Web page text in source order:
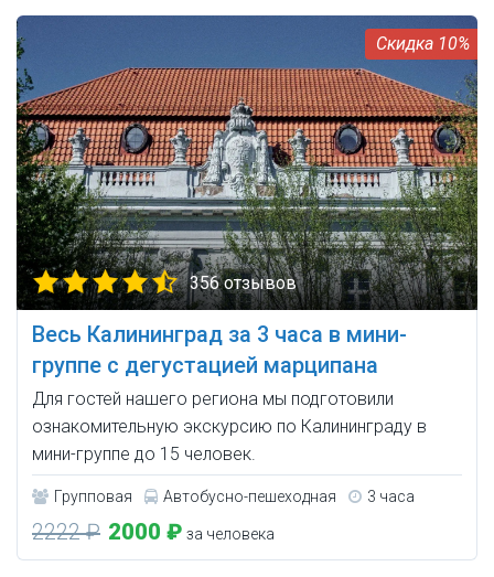
10%
356 отзывов
Весь Калининград за 3 часа в мини-
группе с дегустацией марципана
Для гостей нашего региона мы подготовили
ознакомительную экскурсию по Калининграду в
мини-группе до 15 человек.
Групповая Автобусно-пешеходная 3 часа
2222 ₽ 2000 ₽ за человека